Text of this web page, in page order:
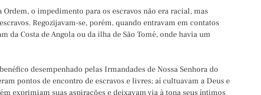
o impedimento para os escravos não era racial, mas
Regozijavam-se, porém, quando entravam em contatos
da Costa de Angola ou da ilha de São Tomé, onde havia um
desempenhado pelas Irmandades de Nossa Senhora do
pontos de encontro de escravos e livres; aí cultuavam a Deus e
exprimiam suas aspirações e deixavam via à tona seus íntimos